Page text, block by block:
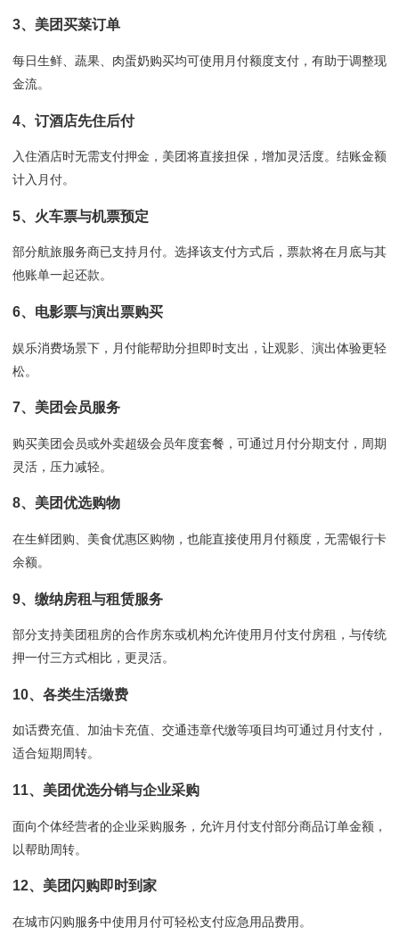
3、美团买菜订单
每日生鲜、蔬果、肉蛋奶购买均可使用月付额度支付，有助于调整现
金流。
4、订酒店先住后付
入住酒店时无需支付押金，美团将直接担保，增加灵活度。结账金额
计入月付。
5、火车票与机票预定
部分航旅服务商已支持月付。选择该支付方式后，票款将在月底与其
他账单一起还款。
6、电影票与演出票购买
娱乐消费场景下，月付能帮助分担即时支出，让观影、演出体验更轻
松。
7、美团会员服务
购买美团会员或外卖超级会员年度套餐，可通过月付分期支付，周期
灵活，压力减轻。
8、美团优选购物
在生鲜团购、美食优惠区购物，也能直接使用月付额度，无需银行卡
余额。
9、缴纳房租与租赁服务
部分支持美团租房的合作房东或机构允许使用月付支付房租，与传统
押一付三方式相比，更灵活。
10、各类生活缴费
如话费充值、加油卡充值、交通违章代缴等项目均可通过月付支付，
适合短期周转。
11、美团优选分销与企业采购
面向个体经营者的企业采购服务，允许月付支付部分商品订单金额，
以帮助周转。
12、美团闪购即时到家
在城市闪购服务中使用月付可轻松支付应急用品费用。